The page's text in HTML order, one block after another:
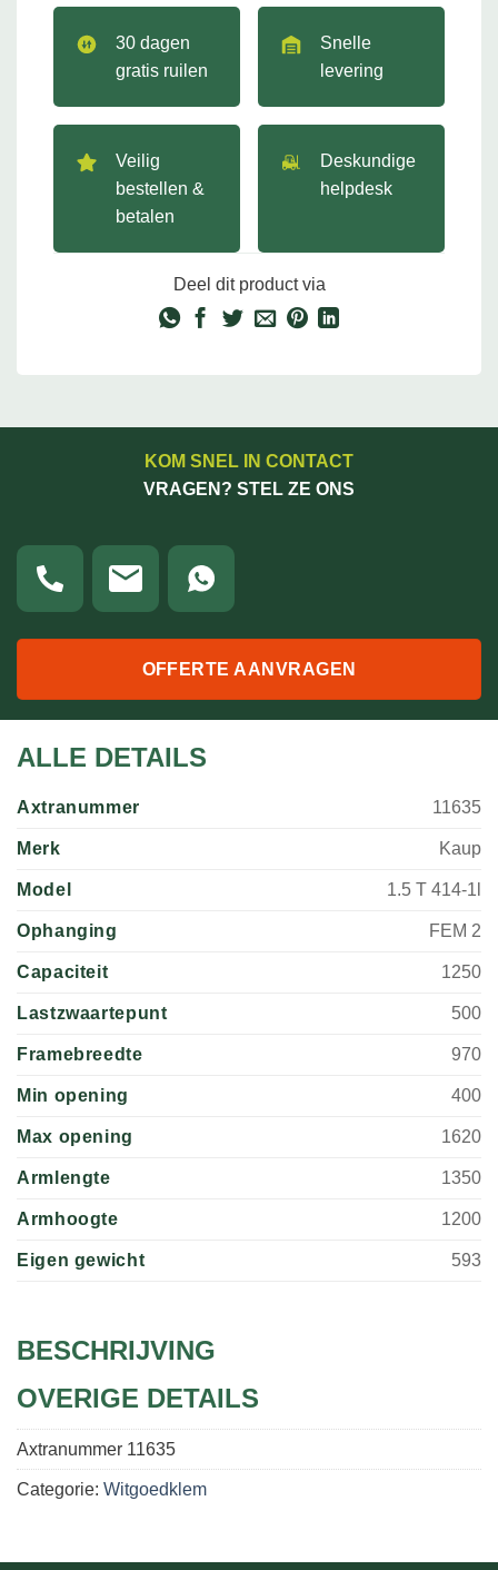
30 dagen
gratis ruilen
Snelle
levering
Veilig
bestellen &
betalen
Deskundige
helpdesk
Deel dit product via
KOM SNEL IN CONTACT
VRAGEN? STEL ZE ONS
OFFERTE AANVRAGEN
ALLE DETAILS
Axtranummer 11635
Merk Kaup
Model 1.5 T 414-1l
Ophanging FEM 2
Capaciteit 1250
Lastzwaartepunt 500
Framebreedte 970
Min opening 400
Max opening 1620
Armlengte 1350
Armhoogte 1200
Eigen gewicht 593
BESCHRIJVING
OVERIGE DETAILS
Axtranummer 11635
Categorie: Witgoedklem